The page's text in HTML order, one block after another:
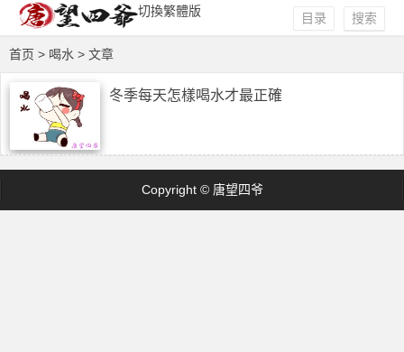
切換繁體版 搜索
目录
首页 > 喝水 > 文章
冬季每天怎樣喝水才最正確
Copyright © 唐望四爷